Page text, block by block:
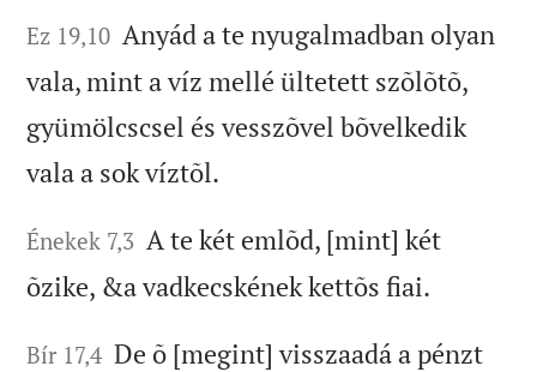
Ez 19,10 Anyád a te nyugalmadban olyan
vala, mint a víz mellé ültetett szõlõtõ,
gyümölcscsel és vesszõvel bõvelkedik
vala a sok víztõl.
Énekek 7,3 A te két emlõd, [mint] két
õzike, &a vadkecskének kettõs fiai.
Bír 17,4 De õ [megint] visszaadá a pénzt